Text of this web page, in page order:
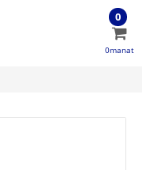
0
0manat